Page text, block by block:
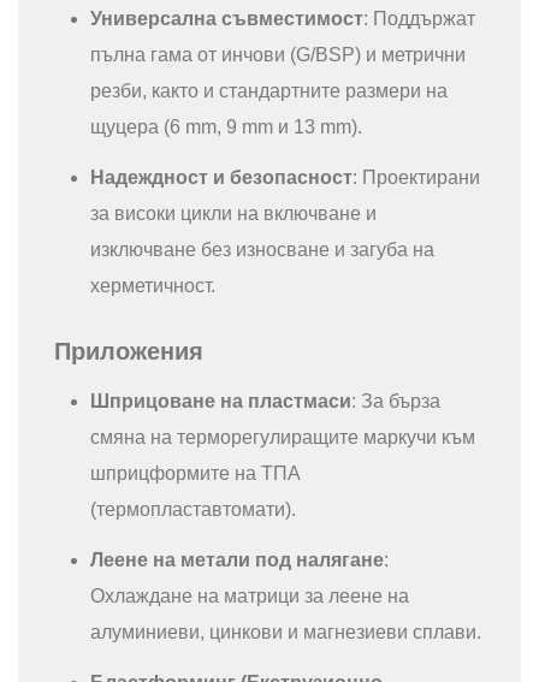
Универсална съвместимост: Поддържат
пълна гама от инчови (G/BSP) и метрични
резби, както и стандартните размери на
щуцера (6 mm, 9 mm и 13 mm).
Надеждност и безопасност: Проектирани
за високи цикли на включване и
изключване без износване и загуба на
херметичност.
Приложения
Шприцоване на пластмаси: За бърза
смяна на терморегулиращите маркучи към
шприцформите на ТПА
(термопластавтомати).
Леене на метали под налягане:
Охлаждане на матрици за леене на
алуминиеви, цинкови и магнезиеви сплави.